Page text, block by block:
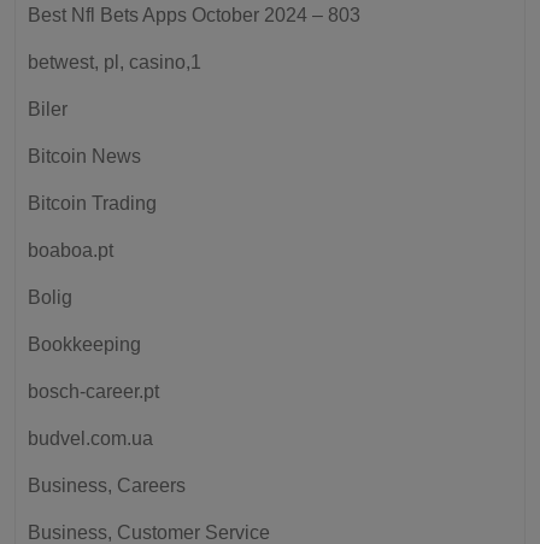
Best Nfl Bets Apps October 2024 – 803
betwest, pl, casino,1
Biler
Bitcoin News
Bitcoin Trading
boaboa.pt
Bolig
Bookkeeping
bosch-career.pt
budvel.com.ua
Business, Careers
Business, Customer Service